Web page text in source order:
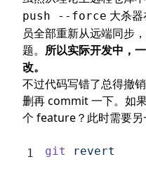
push --force 大杀
员全部重新从远端同步
题。 所以实际开发中，
改。
不过代码写错了总得撤
删再 commit 一下。如
个 feature？此时需要另
git revert